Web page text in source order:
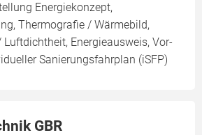
Energiekonzept,
Thermografie / Wärmebild,
Luftdichtheit, Energieausweis, Vor-
Sanierungsfahrplan (iSFP)
GBR